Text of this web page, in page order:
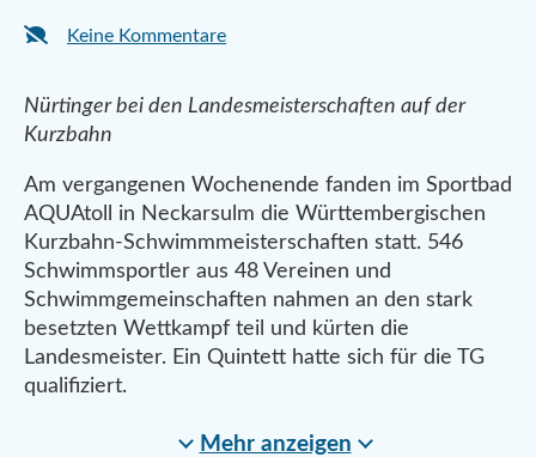
Keine Kommentare
Nürtinger bei den Landesmeisterschaften auf der
Kurzbahn
Am vergangenen Wochenende fanden im Sportbad
AQUAtoll in Neckarsulm die Württembergischen
Kurzbahn-Schwimmmeisterschaften statt. 546
Schwimmsportler aus 48 Vereinen und
Schwimmgemeinschaften nahmen an den stark
besetzten Wettkampf teil und kürten die
Landesmeister. Ein Quintett hatte sich für die TG
qualifiziert.
Mehr anzeigen